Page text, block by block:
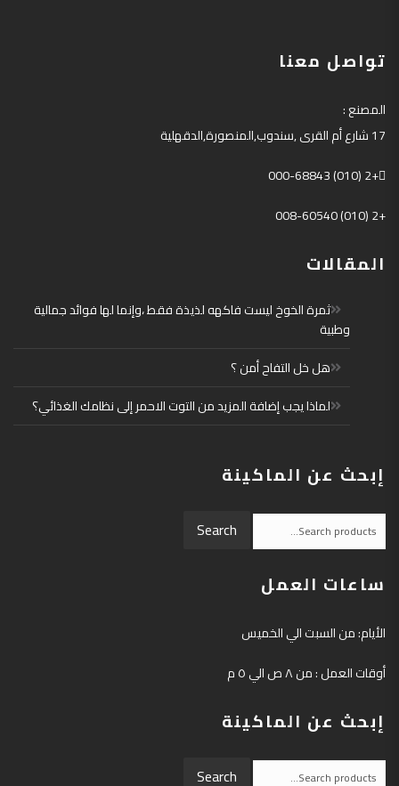
تواصل معنا
المصنع:
17شارع أم القرى,سندوب,المنصورة,الدقهلية
+2 (010) 000-68843
+2 (010) 008-60540
المقالات
ثمرة الخوخ ليست فاكهه لذيذة فقط ،وإنما لها فوائد جمالية
وطبية
هل خل التفاح أمن ؟
لماذا يجب إضافة المزيد من التوت الاحمر إلى نظامك الغذائي؟
إبحث عن الماكينة
Search
for:
Search
ساعات العمل
الأيام: من السبت الي الخميس
أوقات العمل : من ٨ ص الي ٥ م
إبحث عن الماكينة
Search
Search